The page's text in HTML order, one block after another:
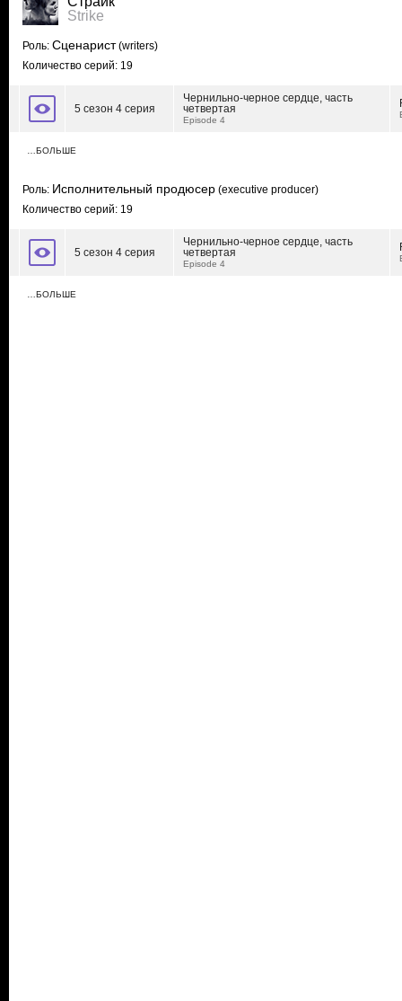
Strike
Роль: Сценарист(writers)
Количество серий: 19
5 сезон 4 серия
Чернильно-черное сердце, часть
четвертая
Episode 4
…БОЛЬШЕ
Роль: Исполнительный продюсер (executive producer)
Количество серий: 19
5 сезон 4 серия
Чернильно-черное сердце, часть
четвертая
Episode 4
…БОЛЬШЕ